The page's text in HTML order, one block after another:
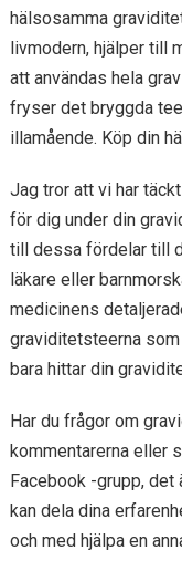
hälsosamma
livmodern, hjälper till
att användas hela
fryser det bryggda
illamående. Köp din
Jag tror att vi har
för dig under din
till dessa fördelar till
läkare eller
medicinens
graviditetsteerna
bara hittar din
Har du frågor om
kommentarerna eller
Facebook -grupp, det
kan dela dina
och med hjälpa en